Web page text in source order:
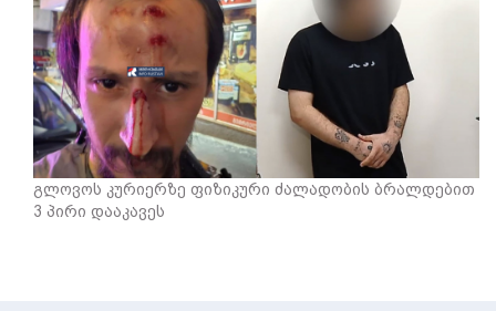
გლოვოს კურიერზე ფიზიკური ძალადობის ბრალდებით
3 პირი დააკავეს